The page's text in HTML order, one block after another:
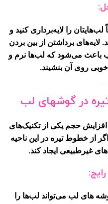
را لایه‌برداری کنید و
لایه‌های برداشتن از بین بردن
باعث می‌شود که لب‌ها نرم و
روی آن بنشیند.
حجم یکی از تکنیک‌های
از خطوط تیره در این ناحیه
غیرطبیعی ایجاد کند.
های لب می‌تواند لب‌ها را